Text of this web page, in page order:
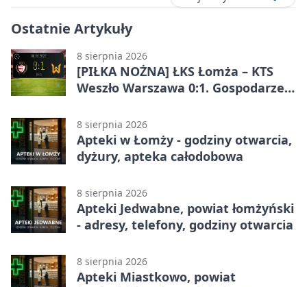
Ostatnie Artykuły
8 sierpnia 2026
[PIŁKA NOŻNA] ŁKS Łomża – KTS
Weszło Warszawa 0:1. Gospodarze
1 (Grupa I)
8 sierpnia 2026
Apteki w Łomży - godziny otwarcia,
dyżury, apteka całodobowa
8 sierpnia 2026
Apteki Jedwabne, powiat łomżyński
- adresy, telefony, godziny otwarcia
8 sierpnia 2026
Apteki Miastkowo, powiat